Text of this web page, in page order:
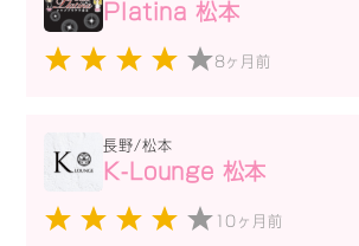
Platina 松本
8ヶ月前
長野/松本
K-Lounge 松本
10ヶ月前